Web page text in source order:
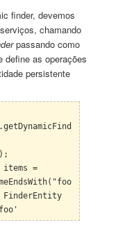
finder, devemos
chamando
passando como
define as operações
persistente
items =